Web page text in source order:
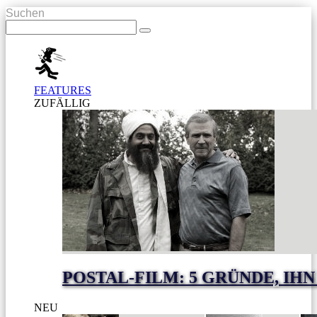
Suchen
FEATURES
ZUFÄLLIG
POSTAL-FILM: 5 GRÜNDE,
NEU